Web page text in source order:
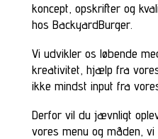
koncept, opskrifter og
hos BackyardBurger.
Vi udvikler os løbende
kreativitet, hjælp fra
ikke mindst input fra
Derfor vil du jævnligt
vores menu og måden,